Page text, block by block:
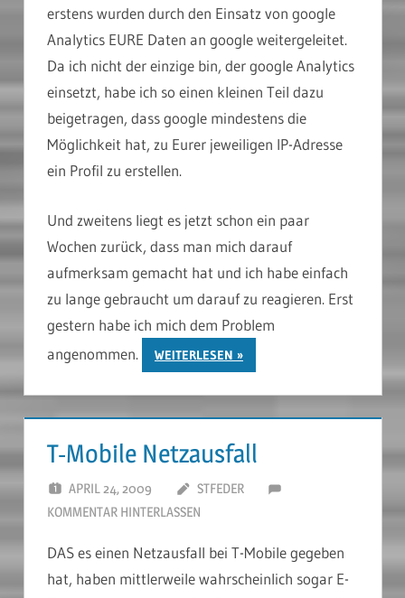
erstens wurden durch den Einsatz von google
Analytics EURE Daten an google weitergeleitet.
Da ich nicht der einzige bin, der google Analytics
einsetzt, habe ich so einen kleinen Teil dazu
beigetragen, dass google mindestens die
Möglichkeit hat, zu Eurer jeweiligen IP-Adresse
ein Profil zu erstellen.
Und zweitens liegt es jetzt schon ein paar
Wochen zurück, dass man mich darauf
aufmerksam gemacht hat und ich habe einfach
zu lange gebraucht um darauf zu reagieren. Erst
gestern habe ich mich dem Problem
angenommen.
WEITERLESEN
T-Mobile Netzausfall
APRIL 24, 2009
STFEDER
KOMMENTAR HINTERLASSEN
DAS es einen Netzausfall bei T-Mobile gegeben
hat, haben mittlerweile wahrscheinlich sogar E-